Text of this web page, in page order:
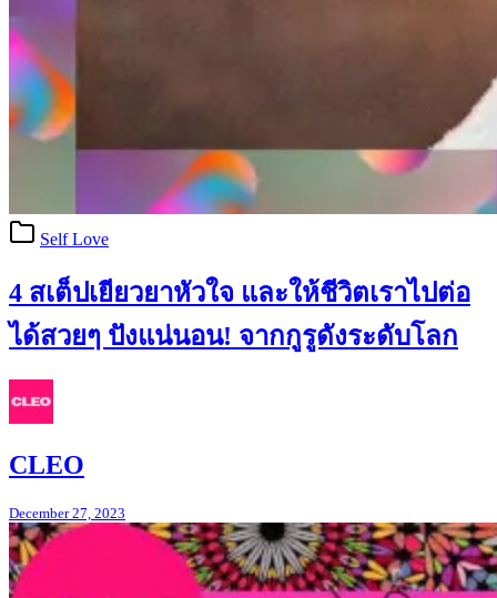
Self Love
4 สเต็ปเยียวยาหัวใจ และให้ชีวิตเราไปต่อ
ได้สวยๆ ปังแน่นอน! จากกูรูดังระดับโลก
CLEO
December 27, 2023